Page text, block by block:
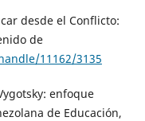
desde el Conflicto:
de
11162/3135
enfoque
de Educación,